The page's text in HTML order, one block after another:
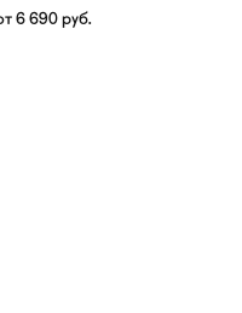
6 690 руб.